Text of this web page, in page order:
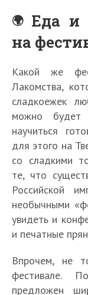
Еда и
на
Какой же
Лакомства,
сладкоежек
можно будет
научиться
для этого на
со сладкими
те, что
Российской
необычными
увидеть и
и печатные
Впрочем, не
фестивале.
предложен